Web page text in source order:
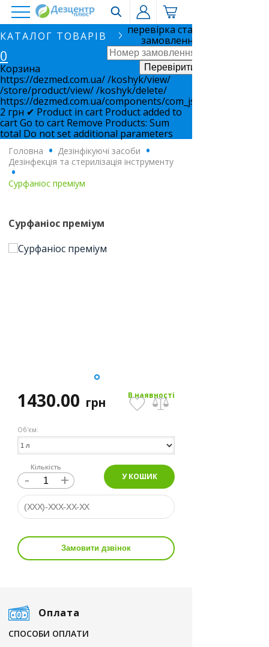
КАТАЛОГ ТОВАРІВ
перевірка статусу
замовлення
0
Корзина
https://dezmed.com.ua//koshyk/view/
/store/product/view//koshyk/delete/
https://dezmed.com.ua/components/com_jshopping/files/
2 грн ✔ Product in cart Product added to
cartGo to cart Remove Products: Sum
total Do not set additional parameters
Головна . Дезінфікуючі засоби
.
Дезінфекція та стерилізація інструменту
.
Сурфаніос преміум
Сурфаніос преміум
В наявності
1430.00 грн
Об'єм:
Кількість
- + У КОШИК
Замовити дзвінок
Оплата
СПОСОБИ ОПЛАТИ